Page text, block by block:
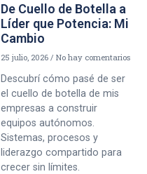
De Cuello de Botella a
Líder que Potencia: Mi
Cambio
25 julio, 2026 No hay comentarios
Descubrí cómo pasé de ser
el cuello de botella de mis
empresas a construir
equipos autónomos.
Sistemas, procesos y
liderazgo compartido para
crecer sin límites.